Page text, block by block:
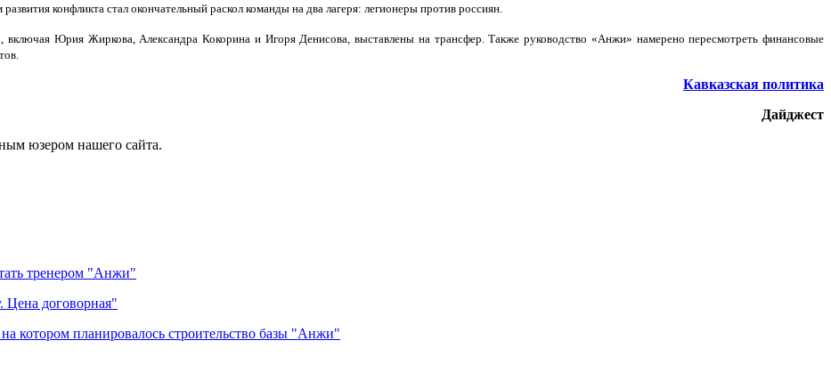
конфликта стал окончательный раскол команды на два лагеря: легионеры против россиян.
включая Юрия Жиркова, Александра Кокорина и Игоря Денисова, выставлены на трансфер. Также руководство «Анжи» намерено пересмотреть финансовые
Кавказская политика
Дайджест
юзером нашего сайта.
тренером "Анжи"
договорная"
котором планировалось строительство базы "Анжи"